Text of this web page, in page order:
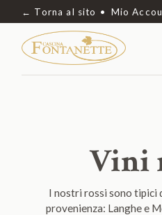
← Torna al sito Mio
Vini
I nostri rossi sono tipici
provenienza: Langhe e